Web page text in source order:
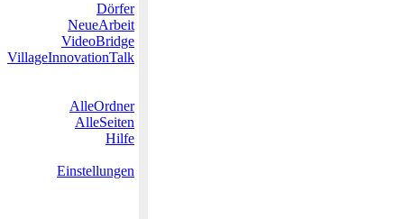
Dörfer
NeueArbeit
VideoBridge
VillageInnovationTalk
AlleOrdner
AlleSeiten
Hilfe
Einstellungen